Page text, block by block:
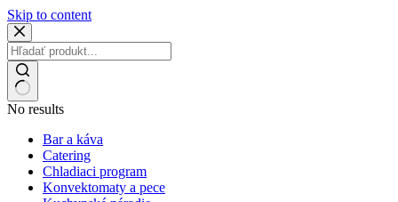
Skip to content
No results
Bar a káva
Catering
Chladiaci program
Konvektomaty a pece